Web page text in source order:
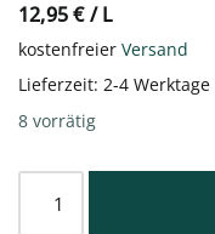
12,95€/L
kostenfreier Versand
Lieferzeit: 2-4 Werktage
8 vorrätig